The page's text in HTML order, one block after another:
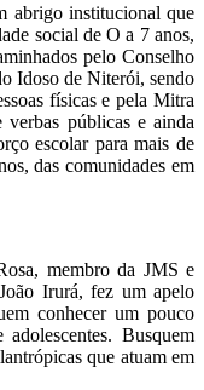
abrigo institucional que
social de O a 7 anos,
pelo Conselho
Idoso de Niterói, sendo
físicas e pela Mitra
públicas e ainda
escolar para mais de
das comunidades em
membro da JMS e
Irurá, fez um apelo
conhecer um pouco
Busquem
que atuam em